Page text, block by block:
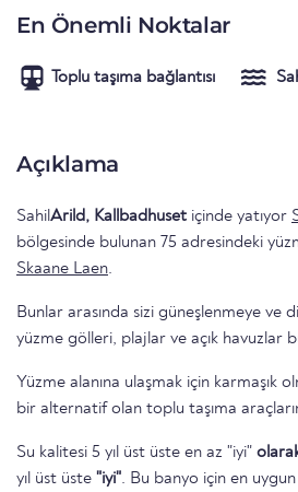
En Önemli Noktalar
Toplu taşıma bağlantısı
Açıklama
SahilArild, Kallbadhuset içinde yatıyor
bölgesinde bulunan 75 adresindeki
Skaane Laen.
Bunlar arasında sizi güneşlenmeye ve
yüzme gölleri, plajlar ve açık havuzlar
Yüzme alanına ulaşmak için karmaşık
bir alternatif olan toplu taşıma
Su kalitesi 5 yıl üst üste en az "iyi"
yıl üst üste "iyi". Bu banyo için en